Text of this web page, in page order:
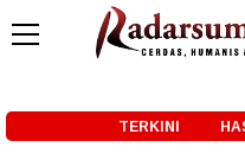
TERKINI